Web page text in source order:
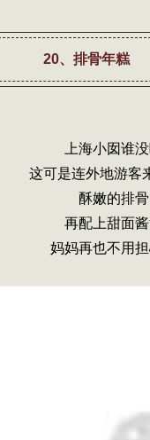
20、排骨年糕
上海小囡谁
这可是连外地游客
酥嫩的排
再配上甜面
妈妈再也不用